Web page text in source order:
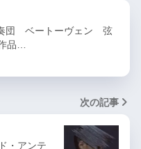
団 ベートーヴェン 弦
品…
次の記事
・アンテ